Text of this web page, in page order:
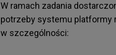
W ramach zadania
potrzeby systemu platformy
w szczególności: